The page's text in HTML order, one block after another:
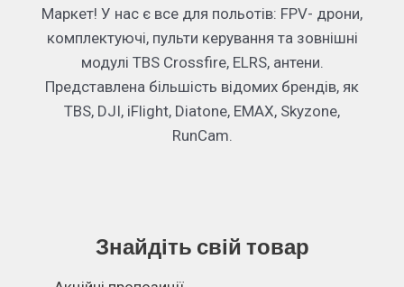
Маркет! У нас є все для польотів: FPV- дрони,
комплектуючі, пульти керування та зовнішні
модулі TBS Crossfire, ELRS, антени.
Представлена більшість відомих брендів, як
TBS, DJI, iFlight, Diatone, EMAX, Skyzone,
RunCam.
Знайдіть свій товар